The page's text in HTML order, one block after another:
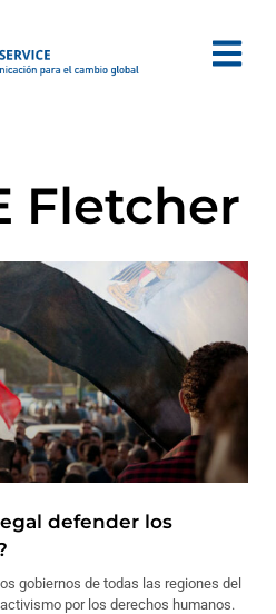
Fletcher
defender los
gobiernos de todas las regiones del
por los derechos humanos.